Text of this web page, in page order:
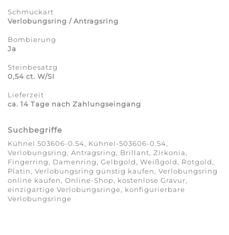
Schmuckart
Verlobungsring / Antragsring
Bombierung
Ja
Steinbesatzg
0,54 ct. W/SI
Lieferzeit
ca. 14 Tage nach Zahlungseingang
Suchbegriffe
Kühnel 503606-0.54, Kühnel-503606-0.54,
Verlobungsring, Antragsring, Brillant, Zirkonia,
Fingerring, Damenring, Gelbgold, Weißgold, Rotgold,
Platin, Verlobungsring günstig kaufen, Verlobungsring
online kaufen, Online-Shop, kostenlose Gravur,
einzigartige Verlobungsringe, konfigurierbare
Verlobungsringe